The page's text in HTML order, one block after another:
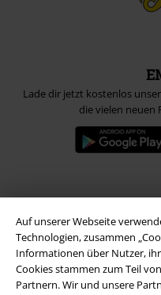
Auf unserer Webseite
Technologien, zusammen
Informationen über Nutzer,
Cookies stammen zum Teil
Partnern. Wir und unsere
Lade dir jetzt kostenlos
die vielen neuen